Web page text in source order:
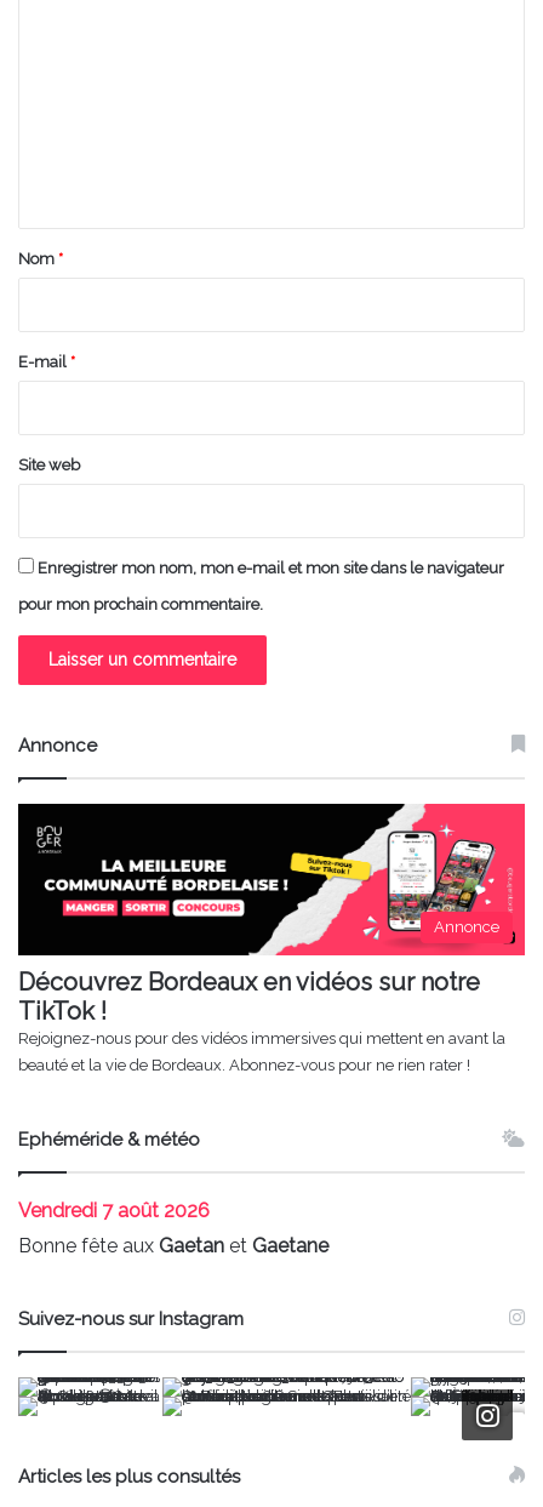
a
e
Nom *
E-mail *
Site web
Enregistrer mon nom, mon e-mail et mon site dans le navigateur
pour mon prochain commentaire.
Annonce
Annonce
Découvrez Bordeaux en vidéos sur notre
TikTok !
Rejoignez-nous pour des vidéos immersives qui mettent en avant la
beauté et la vie de Bordeaux. Abonnez-vous pour ne rien rater !
Ephéméride & météo
Vendredi 7 août 2026
Bonne fête aux Gaetan et Gaetane
Suivez-nous sur Instagram
Articles les plus consultés